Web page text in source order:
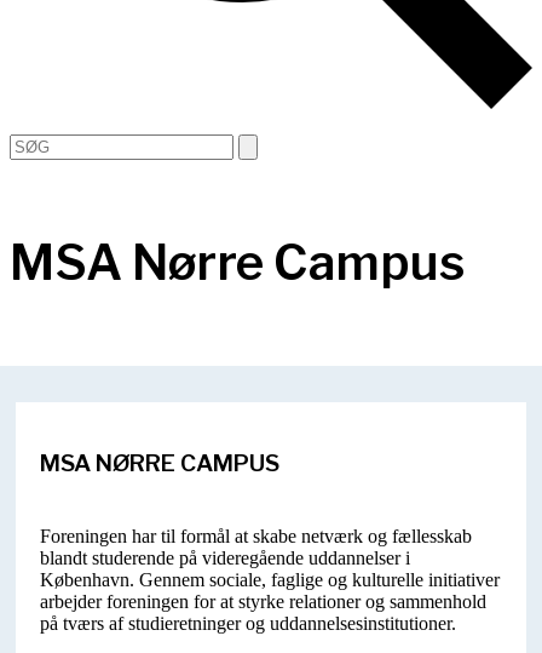
Open
mobile
Close
mobile
Search
MSA Nørre Campus
MSA NØRRE CAMPUS
Foreningen har til formål at skabe netværk og fællesskab
blandt studerende på videregående uddannelser i
København. Gennem sociale, faglige og kulturelle initiativer
arbejder foreningen for at styrke relationer og sammenhold
på tværs af studieretninger og uddannelsesinstitutioner.